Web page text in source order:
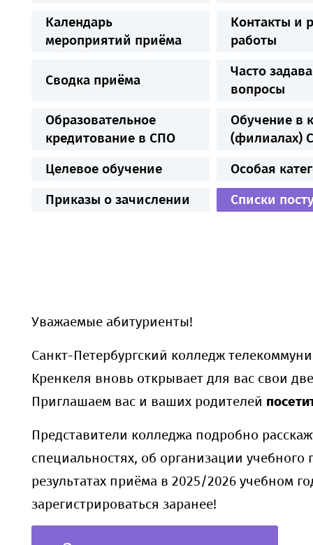
Календарь
мероприятий приёма
Контакты и
работы
Сводка приёма
Часто
вопросы
Образовательное
кредитование в СПО
Обучение в
(филиалах)
Целевое обучение
Особая
Приказы о зачислении
Списки
Уважаемые абитуриенты!
Санкт-Петербургский колледж
Кренкеля вновь открывает для вас свои
Приглашаем вас и ваших родителей
Представители колледжа подробно
специальностях, об организации учебного
результатах приёма в 2025/2026 учебном
зарегистрироваться заранее!